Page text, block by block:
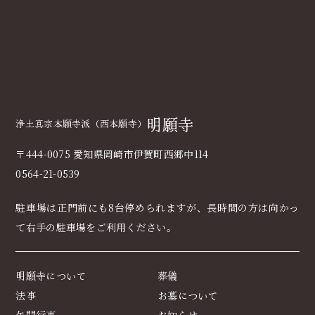
浄土真宗本願寺派（西本願寺） 明願寺
〒444-0075 愛知県岡崎市伊賀町西郷中114
0564-21-0539
駐車場は正門前にも8台停められますが、長時間の方は向かっ
て右手の駐車場をご利用ください｡
明願寺について
葬儀
法事
お墓について